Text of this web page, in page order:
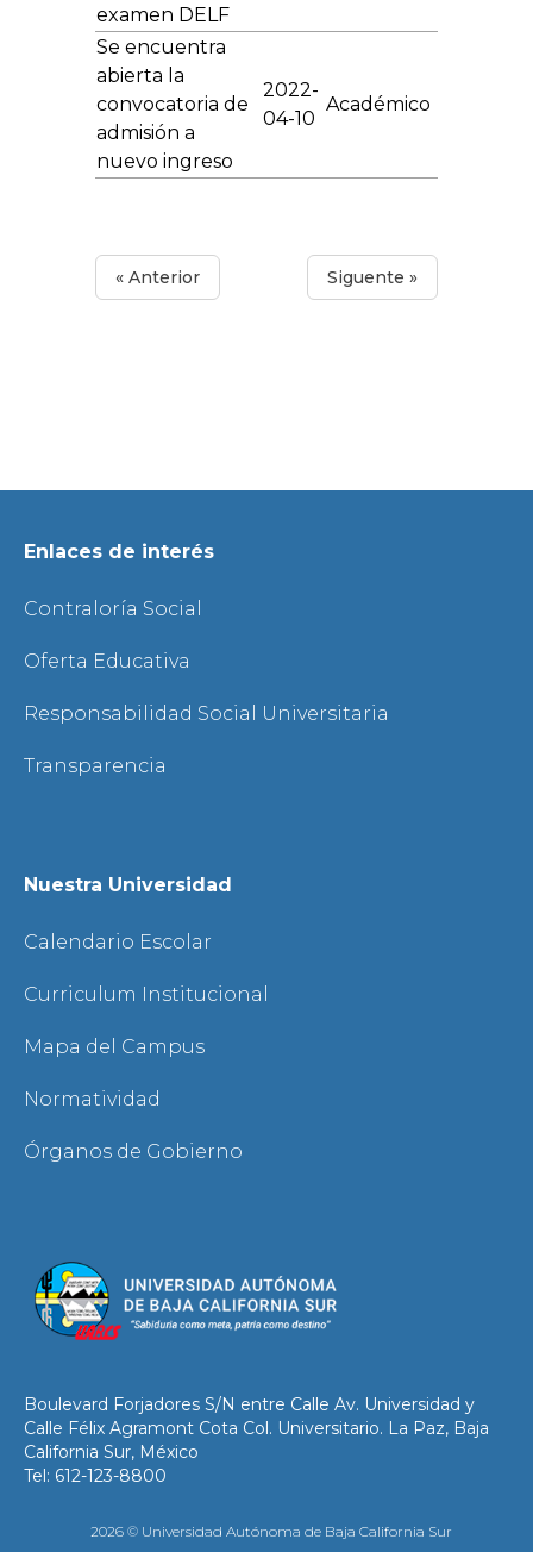
examen DELF
Se encuentra
abierta la
convocatoria de
admisión a
nuevo ingreso
2022-
04-10
Académico
« Anterior Siguente »
Enlaces de interés
Contraloría Social
Oferta Educativa
Responsabilidad Social Universitaria
Transparencia
Nuestra Universidad
Calendario Escolar
Curriculum Institucional
Mapa del Campus
Normatividad
Órganos de Gobierno
Boulevard Forjadores S/N entre Calle Av. Universidad y
Calle Félix Agramont Cota Col. Universitario. La Paz, Baja
California Sur, México
Tel: 612-123-8800
2026 © Universidad Autónoma de Baja California Sur